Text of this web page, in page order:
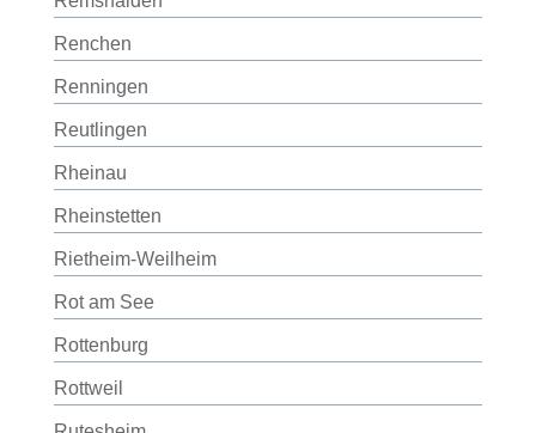
Renchen
Renningen
Reutlingen
Rheinau
Rheinstetten
Rietheim-Weilheim
Rot am See
Rottenburg
Rottweil